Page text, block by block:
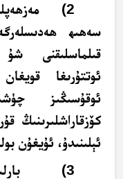
2)
سەھىھ
قىلماسلىقنى شۇ
ئوتتۇرىغا
ئوقۇسىڭىز
كۆزقاراشلىرىنىڭ
ئېلىنىدۇ، ئۇيغۇن
3) بارلىق